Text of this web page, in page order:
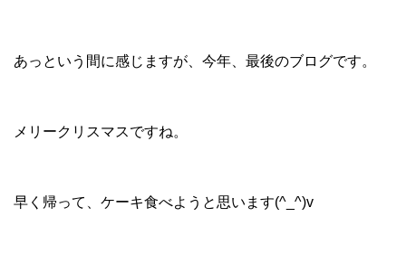
あっという間に感じますが、今年、最後のブログです。
メリークリスマスですね。
早く帰って、ケーキ食べようと思います(^_^)v